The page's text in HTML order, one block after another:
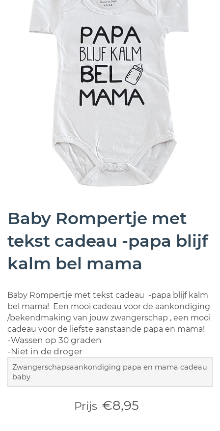
Baby Rompertje met
tekst cadeau -papa blijf
kalm bel mama
Baby Rompertje met tekst cadeau -papa blijf kalm
bel mama! Een mooi cadeau voor de aankondiging
/bekendmaking van jouw zwangerschap , een mooi
cadeau voor de liefste aanstaande papa en mama!
-Wassen op 30 graden
-Niet in de droger
Zwangerschapsaankondiging papa en mama cadeau
baby
Prijs €8,95